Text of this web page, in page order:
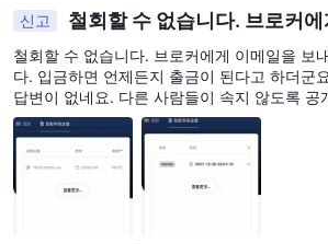
명서를 업로드할 준비를 해주세요.
계정에 자금을 입금하세요:
불 카드 및 전자 지갑을 포함한 다양한 입금
하는 방법을 선택하고 지침에 따라 입금을 완
계정 확인:계정에 자금을 입금한 후에는 신
야 합니다. 일반적으로 신분증 문서와 주소 증
계정이 확인되면, Sky-Markets
신고
철회할 수 없습니다. 브로커
지만 응답이 없습니다. 입금하면 언
다고 하더군요...출금을 하고 싶은데
른 사람들이 속지 않도록 공개하겠
철회할 수 없습니다. 브로커에게 이메일을 보
다. 입금하면 언제든지 출금이 된다고 하더군
답변이 없네요. 다른 사람들이 속지 않도록 공